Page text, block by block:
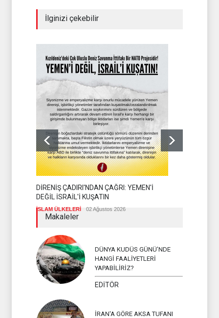
İlginizi çekebilir
DİRENİŞ ÇADIRI'NDAN ÇAĞRI: YEMEN'İ
DEĞİL İSRAİL'İ KUŞATIN
İSLAM ÜLKELERİ 02 Ağustos 2026
Makaleler
DÜNYA KUDÜS GÜNÜ’NDE
HANGİ FAALİYETLERİ
YAPABİLİRİZ?
EDİTÖR
İRAN'A GÖRE AKSA TUFANI